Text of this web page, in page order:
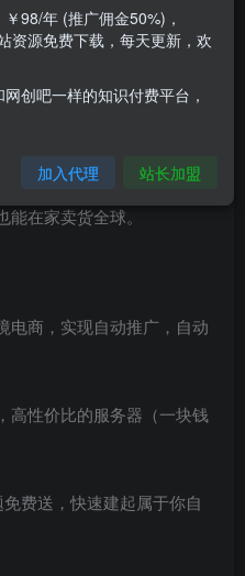
化跨境独立站。本教程仅
官方自行购买。手把手教
成订单，会自动盈利的跨境
在家卖货全球。
电商，实现自动推广，自动
高性价比的服务器（一块钱
费送，快速建起属于你自
98/年 (推广佣金50%)，
资源免费下载，每天更新，欢
创吧一样的知识付费平台，
加入代理 站长加盟